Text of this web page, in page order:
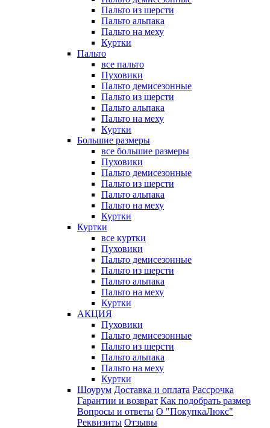
Пальто из шерсти
Пальто альпака
Пальто на меху
Куртки
Пальто
все пальто
Пуховики
Пальто демисезонные
Пальто из шерсти
Пальто альпака
Пальто на меху
Куртки
Большие размеры
все большие размеры
Пуховики
Пальто демисезонные
Пальто из шерсти
Пальто альпака
Пальто на меху
Куртки
Куртки
все куртки
Пуховики
Пальто демисезонные
Пальто из шерсти
Пальто альпака
Пальто на меху
Куртки
АКЦИЯ
Пуховики
Пальто демисезонные
Пальто из шерсти
Пальто альпака
Пальто на меху
Куртки
Шоурум Доставка и оплата Рассрочка
Гарантии и возврат Как подобрать размер
Вопросы и ответы О "ПокупкаЛюкс"
Реквизиты Отзывы